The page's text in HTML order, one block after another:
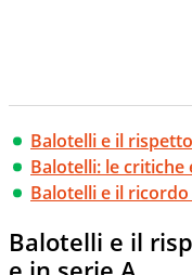
Balotelli e il
Balotelli: le critiche
Balotelli e il ricordo
Balotelli e il